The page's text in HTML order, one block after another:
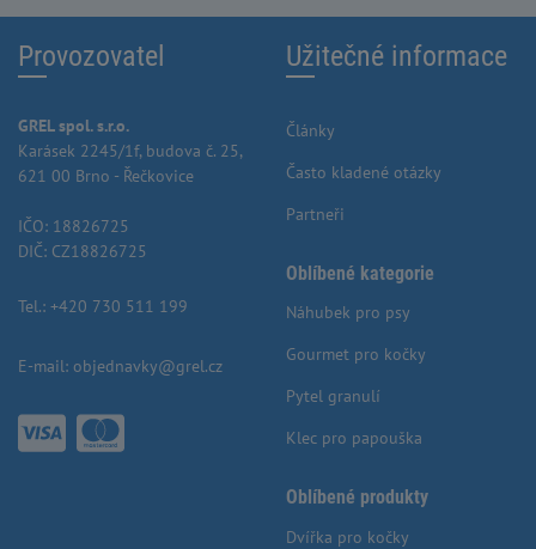
Provozovatel
GREL spol. s.r.o.
Karásek 2245/1f, budova č. 25,
621 00 Brno - Řečkovice
IČO: 18826725
DIČ: CZ18826725
Tel.: +420 730 511 199
E-mail: objednavky@grel.cz
Užitečné informace
Články
Často kladené otázky
Partneři
Oblíbené kategorie
Náhubek pro psy
Gourmet pro kočky
Pytel granulí
Klec pro papouška
Oblíbené produkty
Dvířka pro kočky